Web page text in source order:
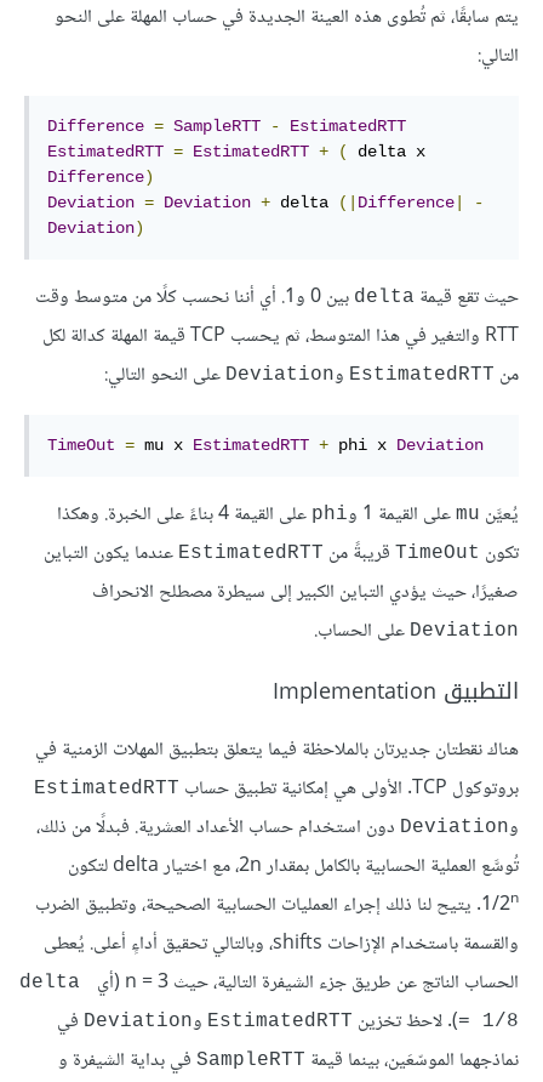
يتم سابقًا، ثم تُطوى هذه العينة الجديدة في حساب المهلة على النحو
التالي:
Difference = SampleRTT -
EstimatedRTT
EstimatedRTT = EstimatedRTT + (
Difference)
Deviation = Deviation + delta (| Difference
-
Deviation)
حيث تقع قيمة delta
بين 0 و1. أي أننا نحسب كلًا من متوسط وقت
RTT والتغير في هذا المتوسط، ثم يحسب TCP قيمة المهلة كدالة لكل
من EstimatedRTT وDeviation على النحو التالي:
TimeOut = mu x EstimatedRTT + phi x Deviation
يُعيَّن mu على القيمة 1 و phi
على القيمة 4 بناءً على الخبرة. وهكذا
تكون TimeOut قريبةً من EstimatedRTT عندما يكون التباين
صغيرًا، حيث يؤدي التباين الكبير إلى سيطرة مصطلح الانحراف
Deviation على الحساب.
التطبيق Implementation
هناك نقطتان جديرتان بالملاحظة فيما يتعلق بتطبيق المهلات الزمنية في
بروتوكول TCP. الأولى هي إمكانية تطبيق حساب
EstimatedRTT
وDeviation دون استخدام حساب الأعداد العشرية. فبدلًا من ذلك،
تُوسَّع العملية الحسابية بالكامل بمقدار 2n، مع اختيار delta لتكون
1/2n
. يتيح لنا ذلك إجراء العمليات الحسابية الصحيحة، وتطبيق الضرب
والقسمة باستخدام الإزاحات shifts، وبالتالي تحقيق أداءٍ أعلى. يُعطى
الحساب الناتج عن طريق جزء الشيفرة التالية، حيث n = 3 (أي
delta
= 1/8). لاحظ تخزين EstimatedRTT وDeviation في
نماذجهما الموسّعَين، بينما قيمة SampleRTT في بداية الشيفرة و